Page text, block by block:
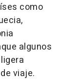
como
algunos
viaje.